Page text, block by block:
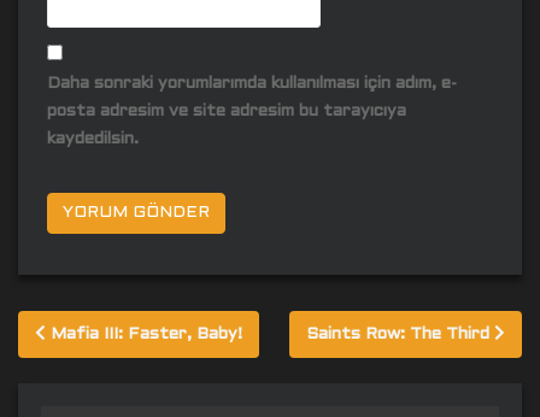
Daha sonraki yorumlarımda kullanılması için adım, e-
posta adresim ve site adresim bu tarayıcıya
kaydedilsin.
Yazı
gezinmesi
Mafia III: Faster, Baby! Saints Row: The Third